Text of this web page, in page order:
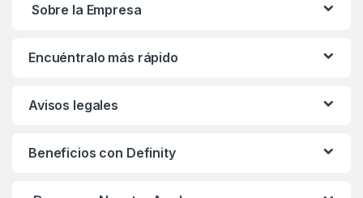
Sobre la Empresa
Encuéntralo más rápido
Avisos legales
Beneficios con Definity